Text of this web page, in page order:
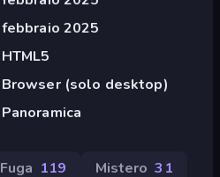
febbraio 2025
HTML5
Browser (solo desktop)
Panoramica
Fuga 119 Mistero 31